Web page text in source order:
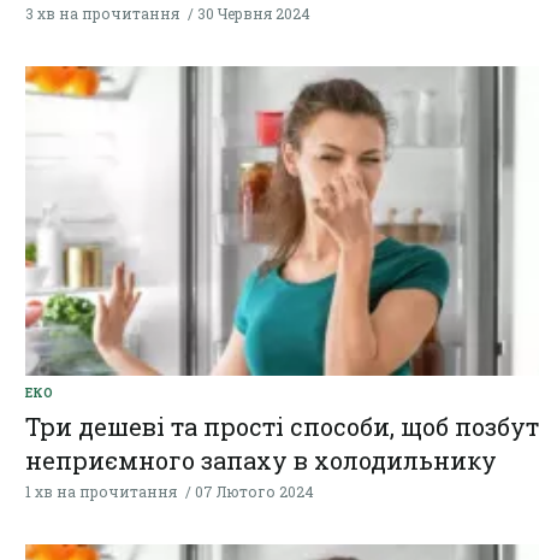
3 хв на прочитання 30 Червня 2024
ЕКО
Три дешеві та прості способи, щоб
неприємного запаху в холодильнику
1 хв на прочитання 07 Лютого 2024